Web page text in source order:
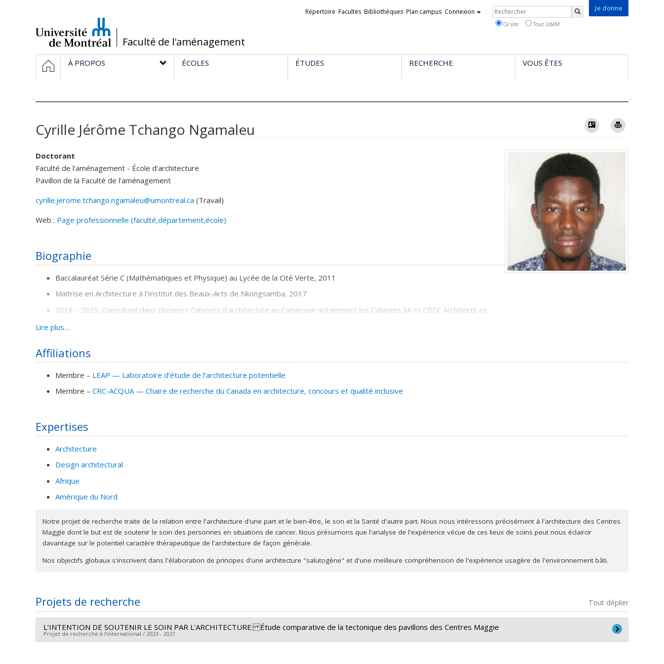
/Faculté de l'aménagement
Je donne
Liens
Répertoire Facultés Bibliothèques Plan campus Connexion Rechercher
Ce site Tout UdeM
Navigation
principale
ACCUEIL
À PROPOS ÉCOLES ÉTUDES RECHERCHE VOUS ÊTES
Cyrille Jérôme Tchango Ngamaleu Vcard
Doctorant
Faculté de l'aménagement - École d'architecture
Pavillon de la Faculté de l’aménagement
cyrille.jerome.tchango.ngamaleu@umontreal.ca (Travail)
Web : Page professionnelle (faculté,département,école)
Biographie
Baccalauréat Série C (Mathématiques et Physique) au Lycée de la Cité Verte, 2011
Maitrise en Architecture à l'Institut des Beaux-Arts de Nkongsamba, 2017
2018 - 2023, Consultant dans plusieurs Cabinets d'architecture au Cameroun notamment les Cabinets 3A et CBCC Architects et
Lire plus…
Affiliations
Membre – LEAP — Laboratoire d’étude de l’architecture potentielle
Membre – CRC-ACQUA — Chaire de recherche du Canada en architecture, concours et qualité inclusive
Expertises
Architecture
Design architectural
Afrique
Amérique du Nord
Notre projet de recherche traite de la relation entre l'architecture d'une part et le bien-être, le son et la Santé d'autre part. Nous nous intéressons précisément à l'architecture des Centres
Maggie dont le but est de soutenir le soin des personnes en situations de cancer. Nous présumons que l'analyse de l'expérience vécue de ces lieux de soins peut nous éclaircir
davantage sur le potentiel caractère thérapeutique de l'architecture de façon générale.
Nos objectifs globaux s'inscrivent dans l'élaboration de principes d'une architecture "salutogène" et d'une meilleure compréhension de l'expérience usagère de l'environnement bâti.
Projets de recherche Tout déplier
L’INTENTION DE SOUTENIR LE SOIN PAR L’ARCHITECTURE: Étude comparative de la tectonique des pavillons des Centres Maggie
Projet de recherche à l’international / 2023 - 2027